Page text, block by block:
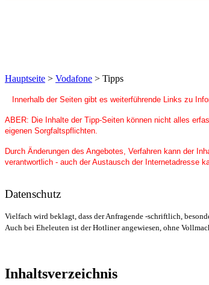
Hauptseite > Vodafone > Tipps
Innerhalb der Seiten gibt es weiterführende Links zu
ABER: Die Inhalte der Tipp-Seiten können nicht alles
eigenen Sorgfaltspflichten.
Durch Änderungen des Angebotes, Verfahren kann der
verantwortlich - auch der Austausch der Internetadresse
Datenschutz
Vielfach wird beklagt, dass der Anfragende -schriftlich,
Auch bei Eheleuten ist der Hotliner angewiesen, ohne
Inhaltsverzeichnis